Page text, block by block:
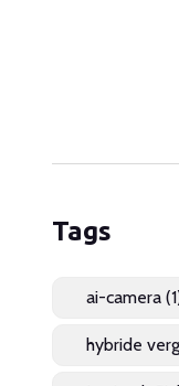
Tags
ai-camera
hybride